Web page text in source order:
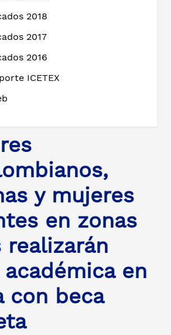
2018
2017
2016
ICETEX
y mujeres
en zonas
realizarán
en
con beca